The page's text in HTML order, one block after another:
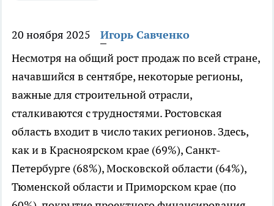
20 ноября 2025
Игорь Савченко
Несмотря на общий рост продаж по всей стране,
начавшийся в сентябре, некоторые регионы,
важные для строительной отрасли,
сталкиваются с трудностями. Ростовская
область входит в число таких регионов. Здесь,
как и в Красноярском крае (69%), Санкт-
Петербурге (68%), Московской области (64%),
Тюменской области и Приморском крае (по